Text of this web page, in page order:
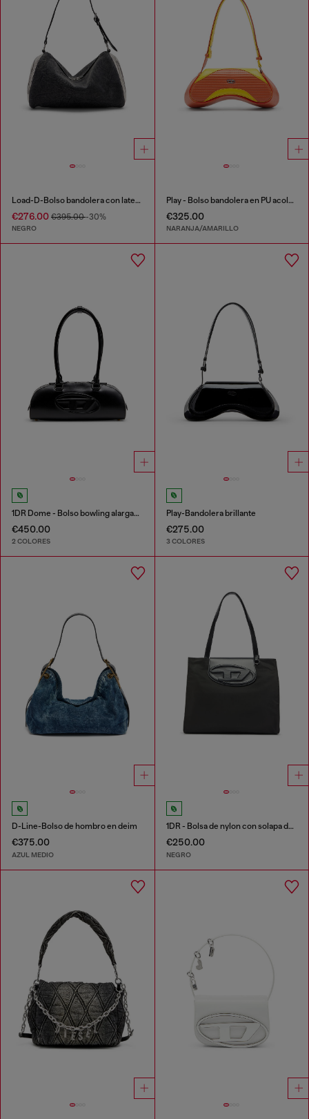
Load-D-Bolso bandolera con laterales Oval D transparentes
€276.00 €395.00-30%
NEGRO
Play - Bolso bandolera en PU acolchado perforado
€325.00
NARANJA/AMARILLO
1DR Dome - Bolso bowling alargado en piel
€450.00
2 COLORES
Play-Bandolera brillante
€275.00
3 COLORES
D-Line-Bolso de hombro en deim
€375.00
AZUL MEDIO
1DR - Bolsa de nylon con solapa de piel
€250.00
NEGRO